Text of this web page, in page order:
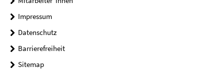
Impressum
Datenschutz
Barrierefreiheit
Sitemap